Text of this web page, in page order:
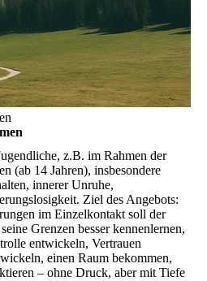
z.B. im Rahmen der
(ab 14 Jahren), insbesondere
innerer Unruhe,
Ziel des Angebots:
im Einzelkontakt soll der
Grenzen besser kennenlernen,
entwickeln, Vertrauen
einen Raum bekommen,
– ohne Druck, aber mit Tiefe